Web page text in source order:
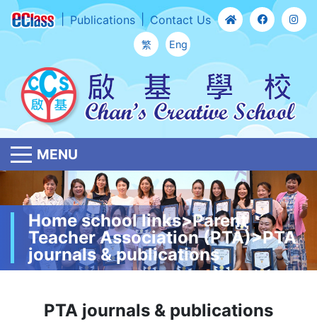
Publications Contact Us
繁 Eng
MENU
Home school links>Parent
Teacher Association (PTA)>PTA
journals & publications
PTA journals & publications